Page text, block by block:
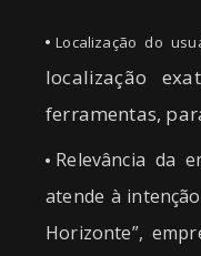
Localização do
localização
ferramentas,
Relevância da
atende à
Horizonte”,